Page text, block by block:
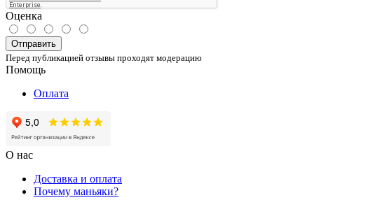
Оценка
Отправить
Перед публикацией отзывы проходят модерацию
Помощь
Оплата
О нас
Доставка и оплата
Почему маньяки?